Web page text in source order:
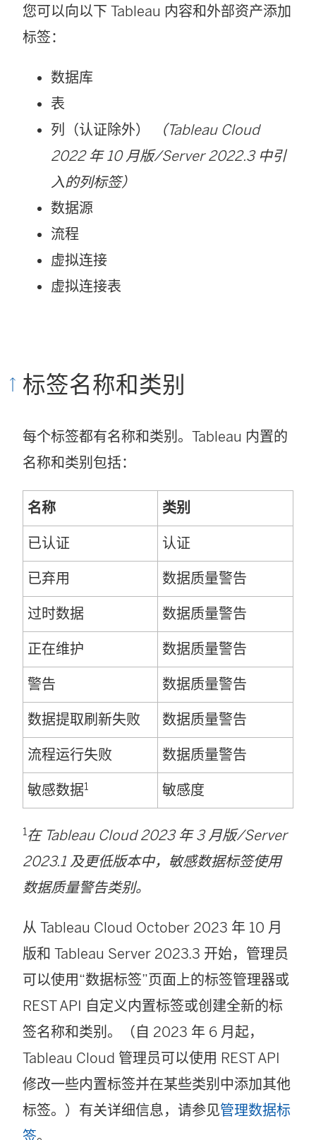
您可以向以下 Tableau 内容和外部资产添加
标签：
数据库
表
列（认证除外）
（Tableau Cloud
2022 年 10 月版/Server 2022.3 中引
入的列标签）
数据源
流程
虚拟连接
虚拟连接表
标签名称和类别
每个标签都有名称和类别。Tableau 内置的
名称和类别包括：
名称 类别
已认证 认证
已弃用 数据质量警告
过时数据 数据质量警告
正在维护 数据质量警告
警告 数据质量警告
数据提取刷新失败 数据质量警告
流程运行失败 数据质量警告
敏感数据1 敏感度
1在 Tableau Cloud 2023 年 3 月版/Server
2023.1 及更低版本中，敏感数据标签使用
数据质量警告类别。
从 Tableau Cloud October 2023 年 10 月
版和 Tableau Server 2023.3 开始，管理员
可以使用“数据标签”页面上的标签管理器或
REST API 自定义内置标签或创建全新的标
签名称和类别。（自 2023 年 6 月起，
Tableau Cloud 管理员可以使用 REST API
修改一些内置标签并在某些类别中添加其他
标签。）有关详细信息，请参见管理数据标